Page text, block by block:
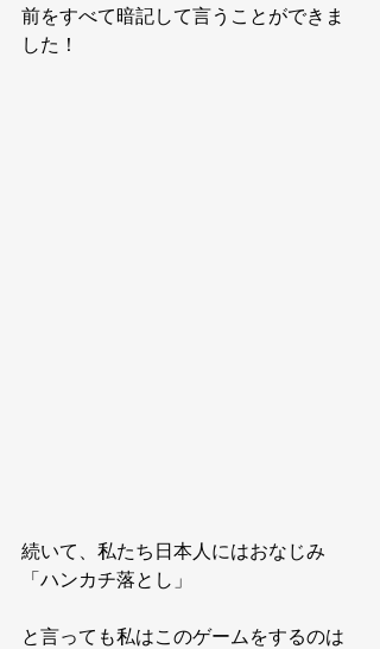
前をすべて暗記して言うことができま
した！
続いて、私たち日本人にはおなじみ
「ハンカチ落とし」
と言っても私はこのゲームをするのは